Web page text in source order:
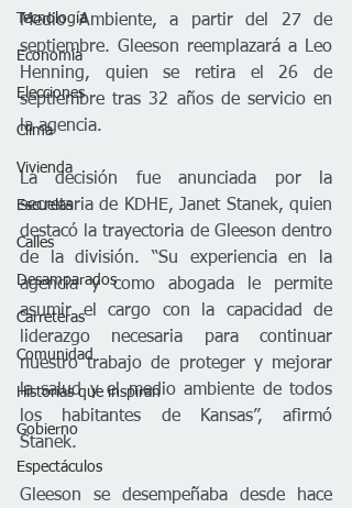
Tecnología
Economía
Elecciones
Clima
Vivienda
Escuelas
Calles
Desamparados
Carreteras
Comunidad
Historias que inspiran
Gobierno
Espectáculos
Medio Ambiente, a partir del 27 de
septiembre. Gleeson reemplazará a Leo
Henning, quien se retira el 26 de
septiembre tras 32 años de servicio en
la agencia.
La decisión fue anunciada por la
secretaria de KDHE, Janet Stanek, quien
destacó la trayectoria de Gleeson dentro
de la división. “Su experiencia en la
agencia y como abogada le permite
asumir el cargo con la capacidad de
liderazgo necesaria para continuar
nuestro trabajo de proteger y mejorar
la salud y el medio ambiente de todos
los habitantes de Kansas”, afirmó
Stanek.
Gleeson se desempeñaba desde hace